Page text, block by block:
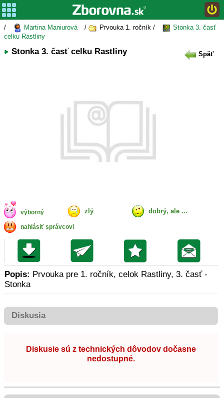
/ Martina Maniurová / Prvouka 1. ročník /
Stonka 3. časť
celku Rastliny
Stonka 3. časť celku Rastliny Späť
výborný zlý dobrý, ale ...
nahlásiť správcovi
Popis: Prvouka pre 1. ročník, celok Rastliny, 3. časť -
Stonka
Diskusia
Diskusie sú z technických dôvodov dočasne
nedostupné.